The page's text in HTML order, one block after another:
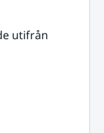
utifrån